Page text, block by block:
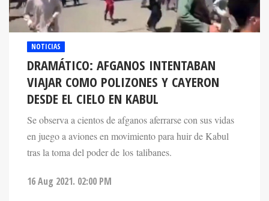
NOTICIAS
DRAMÁTICO: AFGANOS INTENTABAN
VIAJAR COMO POLIZONES Y CAYERON
DESDE EL CIELO EN KABUL
Se observa a cientos de afganos aferrarse con sus vidas
en juego a aviones en movimiento para huir de Kabul
tras la toma del poder de los talibanes.
16 Aug 2021. 02:00 PM